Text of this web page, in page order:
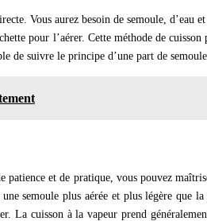
Vous aurez besoin de semoule,
pour l’aérer. Cette méthode de
de suivre le principe d’une part de
et de pratique, vous pouvez
semoule plus aérée et plus légère que
La cuisson à la vapeur prend